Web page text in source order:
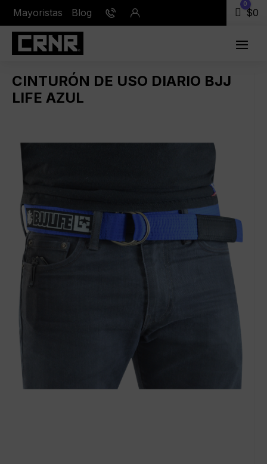
Mayoristas Blog Carro
0
$0
CINTURÓN DE USO DIARIO BJJ
LIFE AZUL